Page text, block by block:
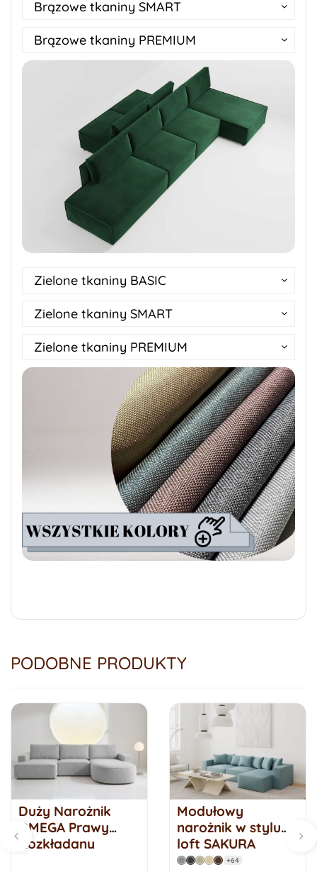
Brązowe tkaniny SMART
Brązowe tkaniny PREMIUM
Zielone tkaniny BASIC
Zielone tkaniny SMART
Zielone tkaniny PREMIUM
PODOBNE PRODUKTY
Duży Narożnik
OMEGA Prawy
Rozkładany
Modułowy
narożnik w stylu
loft SAKURA
PRAWY +64